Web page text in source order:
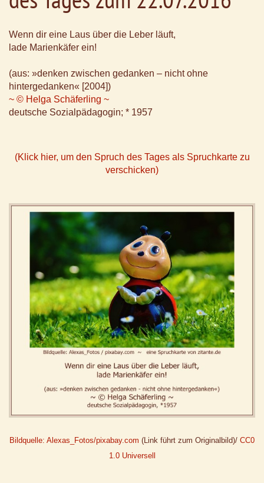
Wenn dir eine Laus über die Leber läuft,
lade Marienkäfer ein!
(aus: »denken zwischen gedanken – nicht ohne
hintergedanken« [2004])
~ © Helga Schäferling ~
deutsche Sozialpädagogin; * 1957
(Klick hier, um den Spruch des Tages als Spruchkarte zu
verschicken)
Bildquelle: Alexas_Fotos/pixabay.com (Link führt zum Originalbild)/ CC0
1.0 Universell